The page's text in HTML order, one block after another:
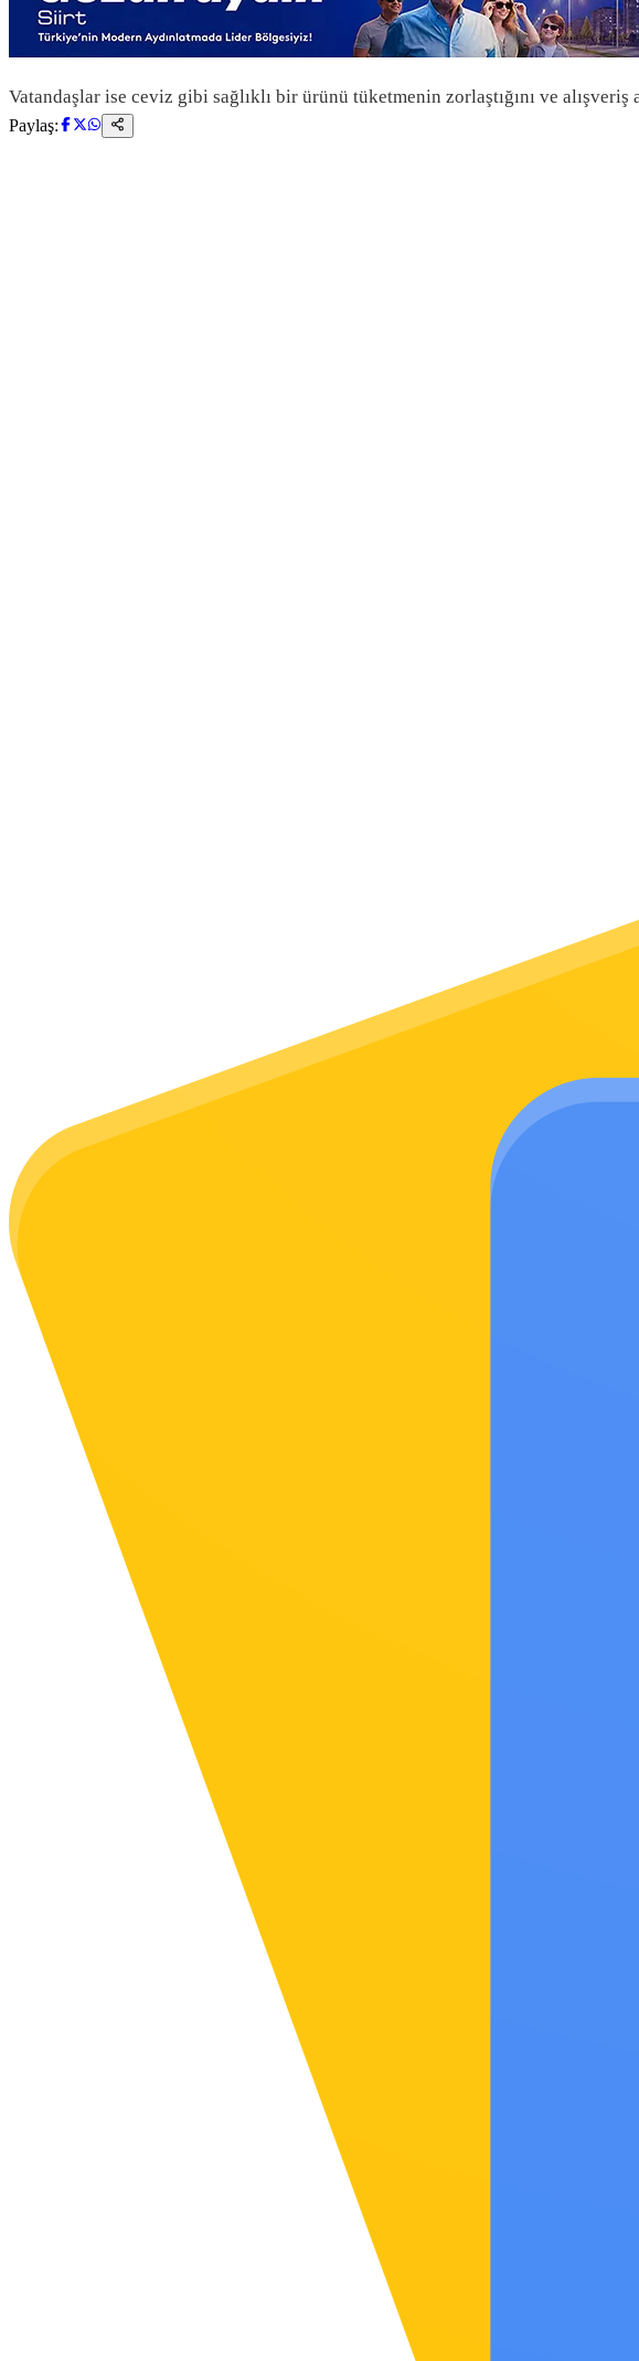
Vatandaşlar ise ceviz gibi sağlıklı bir ürünü tüketmenin zorlaştığını ve
Paylaş: